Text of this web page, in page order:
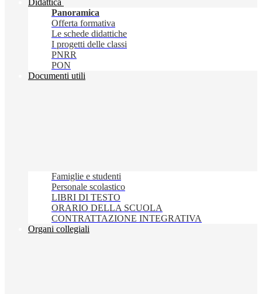
Didattica
Panoramica
Offerta formativa
Le schede didattiche
I progetti delle classi
PNRR
PON
Documenti utili
Famiglie e studenti
Personale scolastico
LIBRI DI TESTO
ORARIO DELLA SCUOLA
CONTRATTAZIONE INTEGRATIVA
Organi collegiali